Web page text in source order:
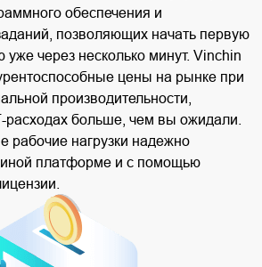
обеспечения и
позволяющих начать первую
уже через несколько минут. Vinchin
цены на рынке при
производительности,
расходах больше, чем вы ожидали.
рабочие нагрузки надежно
платформе и с помощью